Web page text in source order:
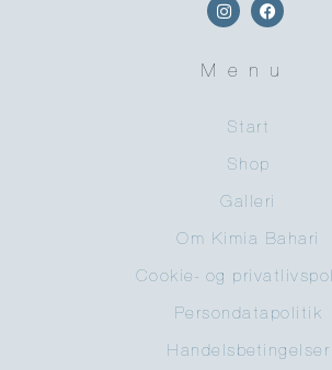
Menu
Start
Shop
Galleri
Om Kimia Bahari
Cookie- og
Persondatapolitik
Handelsbetingelser